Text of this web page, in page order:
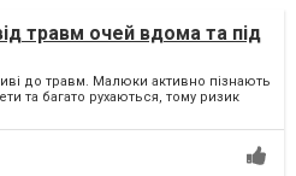
травм очей вдома та під
до травм. Малюки активно пізнають
та багато рухаються, тому ризик